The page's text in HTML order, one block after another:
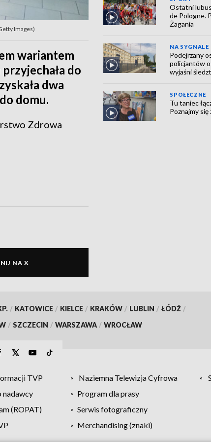
Images)
wariantem
do
dwa
domu.
Zdrowa
NA X
Ostatni
de Pologne.
Żagania
NA SYGNALE
Podejrzany
policjantów
wyjaśni
SPOŁECZNE
Tu taniec
Poznajmy
/ KATOWICE / KIELCE / KRAKÓW / LUBLIN / ŁÓDŹ /
/ SZCZECIN / WARSZAWA / WROCŁAW
TVP Naziemna Telewizja Cyfrowa
nadawcy
Program dla prasy
(ROPAT)
Serwis fotograficzny
Merchandising (znaki)